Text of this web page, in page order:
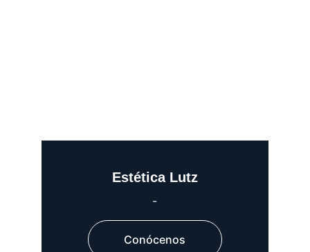
Estética Lutz
Conócenos
-